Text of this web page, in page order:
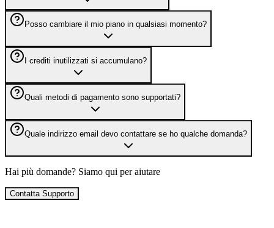
Posso cambiare il mio piano in qualsiasi momento?
I crediti inutilizzati si accumulano?
Quali metodi di pagamento sono supportati?
Quale indirizzo email devo contattare se ho qualche domanda?
Hai più domande? Siamo qui per aiutare
Contatta Supporto